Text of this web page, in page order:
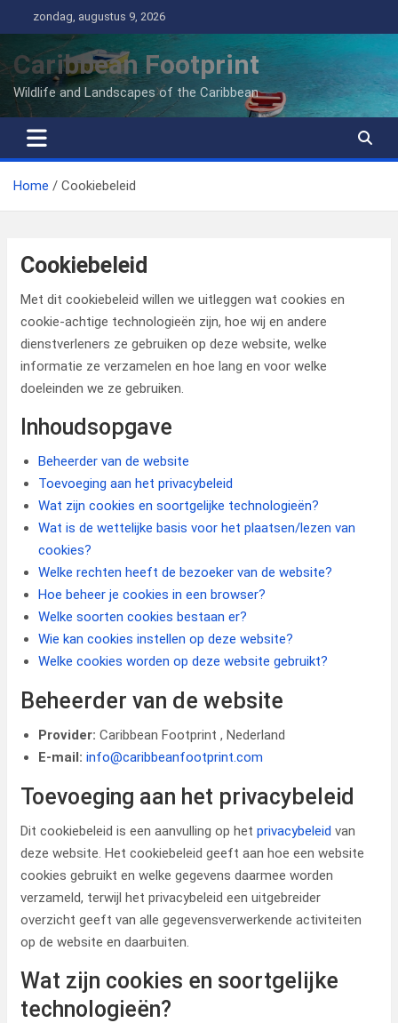
naar
inhoud
zondag, augustus 9, 2026
Caribbean Footprint
Wildlife and Landscapes of the Caribbean
Home Cookiebeleid
Cookiebeleid
Met dit cookiebeleid willen we uitleggen wat cookies en
cookie-achtige technologieën zijn, hoe wij en andere
dienstverleners ze gebruiken op deze website, welke
informatie ze verzamelen en hoe lang en voor welke
doeleinden we ze gebruiken.
Inhoudsopgave
Beheerder van de website
Toevoeging aan het privacybeleid
Wat zijn cookies en soortgelijke technologieën?
Wat is de wettelijke basis voor het plaatsen/lezen van
cookies?
Welke rechten heeft de bezoeker van de website?
Hoe beheer je cookies in een browser?
Welke soorten cookies bestaan er?
Wie kan cookies instellen op deze website?
Welke cookies worden op deze website gebruikt?
Beheerder van de website
Provider: Caribbean Footprint , Nederland
E-mail: info@caribbeanfootprint.com
Toevoeging aan het privacybeleid
Dit cookiebeleid is een aanvulling op het privacybeleid van
deze website. Het cookiebeleid geeft aan hoe een website
cookies gebruikt en welke gegevens daarmee worden
verzameld, terwijl het privacybeleid een uitgebreider
overzicht geeft van alle gegevensverwerkende activiteiten
op de website en daarbuiten.
Wat zijn cookies en soortgelijke
technologieën?